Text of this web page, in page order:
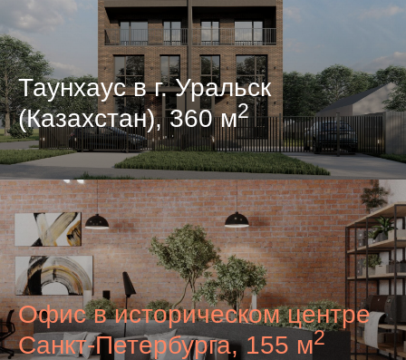
Таунхаус в г. Уральск
(Казахстан), 360 м2
Офис в историческом центре
Санкт-Петербурга, 155 м2